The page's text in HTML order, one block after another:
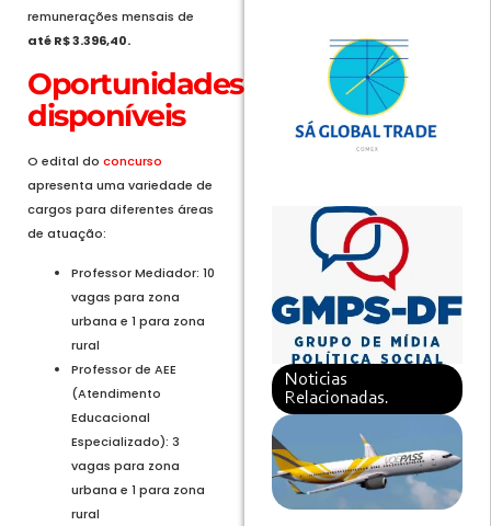
remunerações mensais de
até R$ 3.396,40.
Oportunidades
disponíveis
O edital do concurso
apresenta uma variedade de
cargos para diferentes áreas
de atuação:
Professor Mediador: 10
vagas para zona
urbana e 1 para zona
rural
Professor de AEE
(Atendimento
Educacional
Especializado): 3
vagas para zona
urbana e 1 para zona
rural
Noticias
Relacionadas.